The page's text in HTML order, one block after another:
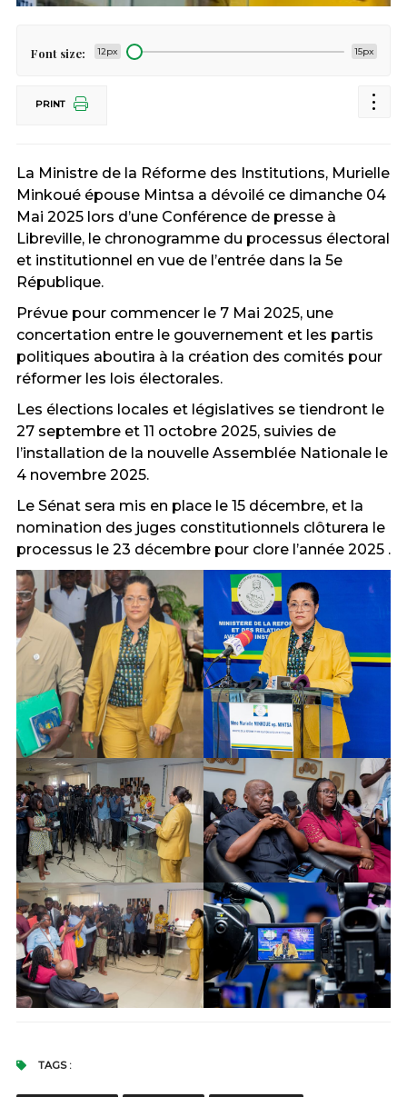
Font size: 12px 15px
PRINT
La Ministre de la Réforme des Institutions, Murielle
Minkoué épouse Mintsa a dévoilé ce dimanche 04
Mai 2025 lors d’une Conférence de presse à
Libreville, le chronogramme du processus électoral
et institutionnel en vue de l’entrée dans la 5e
République.
Prévue pour commencer le 7 Mai 2025, une
concertation entre le gouvernement et les partis
politiques aboutira à la création des comités pour
réformer les lois électorales.
Les élections locales et législatives se tiendront le
27 septembre et 11 octobre 2025, suivies de
l’installation de la nouvelle Assemblée Nationale le
4 novembre 2025.
Le Sénat sera mis en place le 15 décembre, et la
nomination des juges constitutionnels clôturera le
processus le 23 décembre pour clore l’année 2025 .
TAGS :